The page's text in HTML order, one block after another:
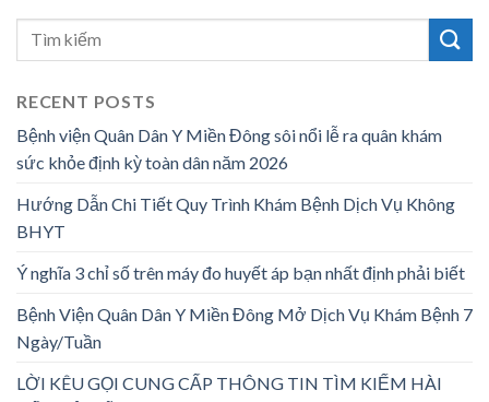
RECENT POSTS
Bệnh viện Quân Dân Y Miền Đông sôi nổi lễ ra quân khám
sức khỏe định kỳ toàn dân năm 2026
Hướng Dẫn Chi Tiết Quy Trình Khám Bệnh Dịch Vụ Không
BHYT
Ý nghĩa 3 chỉ số trên máy đo huyết áp bạn nhất định phải biết
Bệnh Viện Quân Dân Y Miền Đông Mở Dịch Vụ Khám Bệnh 7
Ngày/Tuần
LỜI KÊU GỌI CUNG CẤP THÔNG TIN TÌM KIẾM HÀI